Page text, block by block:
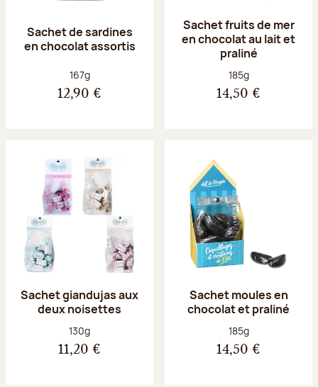
Sachet de sardines
en chocolat assortis
Poids net :
167g
12,90 €
Sachet fruits de mer
en chocolat au lait et
praliné
Poids net :
185g
14,50 €
Sachet giandujas aux
deux noisettes
Poids net :
130g
11,20 €
Sachet moules en
chocolat et praliné
Poids net :
185g
14,50 €